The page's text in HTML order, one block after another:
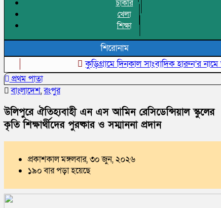
চাকরি
খেলা
শিক্ষা
শিরোনাম
কুড়িগ্রামে দিনকাল সাংবাদিক হারুন’র নামে
প্রথম পাতা
বাংলাদেশ,রংপুর
‎উলিপুরে ঐতিহ্যবাহী এন এস আমিন রেসিডেন্সিয়াল স্কুলের
কৃতি শিক্ষার্থীদের পুরষ্কার ও সম্মাননা প্রদান
প্রকাশকাল মঙ্গলবার, ৩০ জুন, ২০২৬
১৯০ বার পড়া হয়েছে